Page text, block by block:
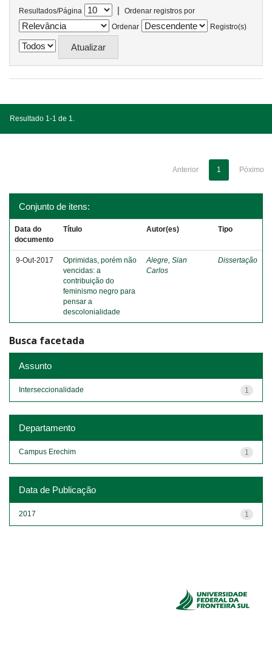
Resultados/Página |
Ordenar registros por
Ordenar
Registro(s)
Resultado 1-1 de 1.
Anterior 1 Póximo
Conjunto de itens:
Data do
documento
Título Autor(es) Tipo
9-Out-2017
Oprimidas, porém não
vencidas: a
contribuição do
feminismo negro para
pensar a
descolonialidade
Alegre, Sian
Carlos
Dissertação
Busca facetada
Assunto
1
Interseccionalidade
Departamento
1
Campus Erechim
Data de Publicação
1
2017